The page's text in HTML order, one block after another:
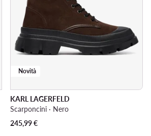
Novità
KARL LAGERFELD
Scarponcini · Nero
245,99€